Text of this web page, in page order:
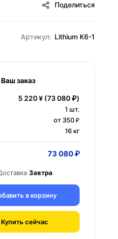
Поделиться
Артикул: Lithium К6-1
Ваш заказ
5 220 ¥ (73 080 ₽)
1 шт.
от 350 ₽
16 кг
73 080 ₽
Завтра
в корзину
Купить сейчас